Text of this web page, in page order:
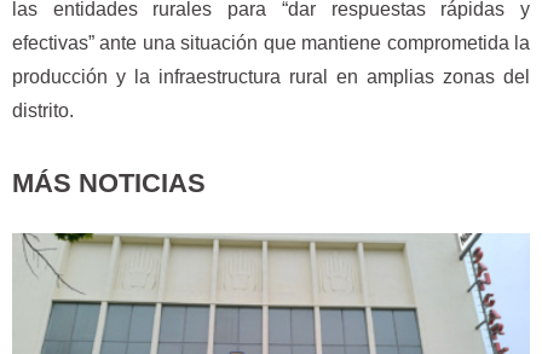
las entidades rurales para “dar respuestas rápidas y
efectivas” ante una situación que mantiene comprometida la
producción y la infraestructura rural en amplias zonas del
distrito.
MÁS NOTICIAS